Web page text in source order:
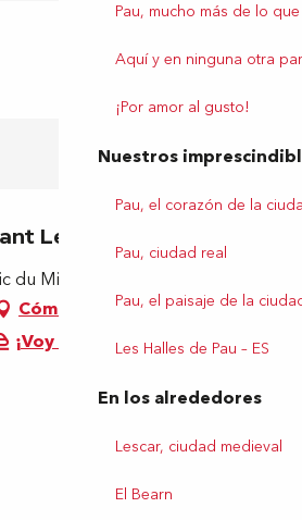
Pau, mucho más de lo
Aquí y en ninguna otra
¡Por amor al gusto!
Nuestros
Pau, el corazón de la
Pau, ciudad real
Pau, el paisaje de la
Les Halles de Pau – ES
En los alrededores
Lescar, ciudad medieval
El Bearn
Le Tison
du Midi, 64320 Sendets
Cómo llegar
¡Voy en tren!